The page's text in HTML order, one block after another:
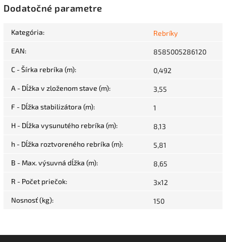
Dodatočné parametre
Kategória: Rebríky
EAN: 8585005286120
C - Šírka rebríka (m): 0,492
A - Dĺžka v zloženom stave (m): 3,55
F - Dĺžka stabilizátora (m): 1
H - Dĺžka vysunutého rebríka (m): 8,13
h - Dĺžka roztvoreného rebríka (m): 5,81
B - Max. výsuvná dĺžka (m): 8,65
R - Počet priečok: 3x12
Nosnosť (kg): 150